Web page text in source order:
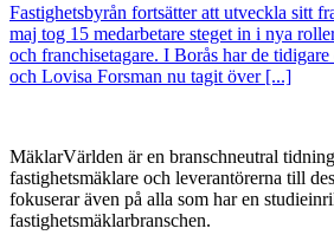
Fastighetsbyrån fortsätter att utveckla sitt
maj tog 15 medarbetare steget in i nya
och franchisetagare. I Borås har de
och Lovisa Forsman nu tagit över [...]
MäklarVärlden är en branschneutral
fastighetsmäklare och leverantörerna till
fokuserar även på alla som har en
fastighetsmäklarbranschen.